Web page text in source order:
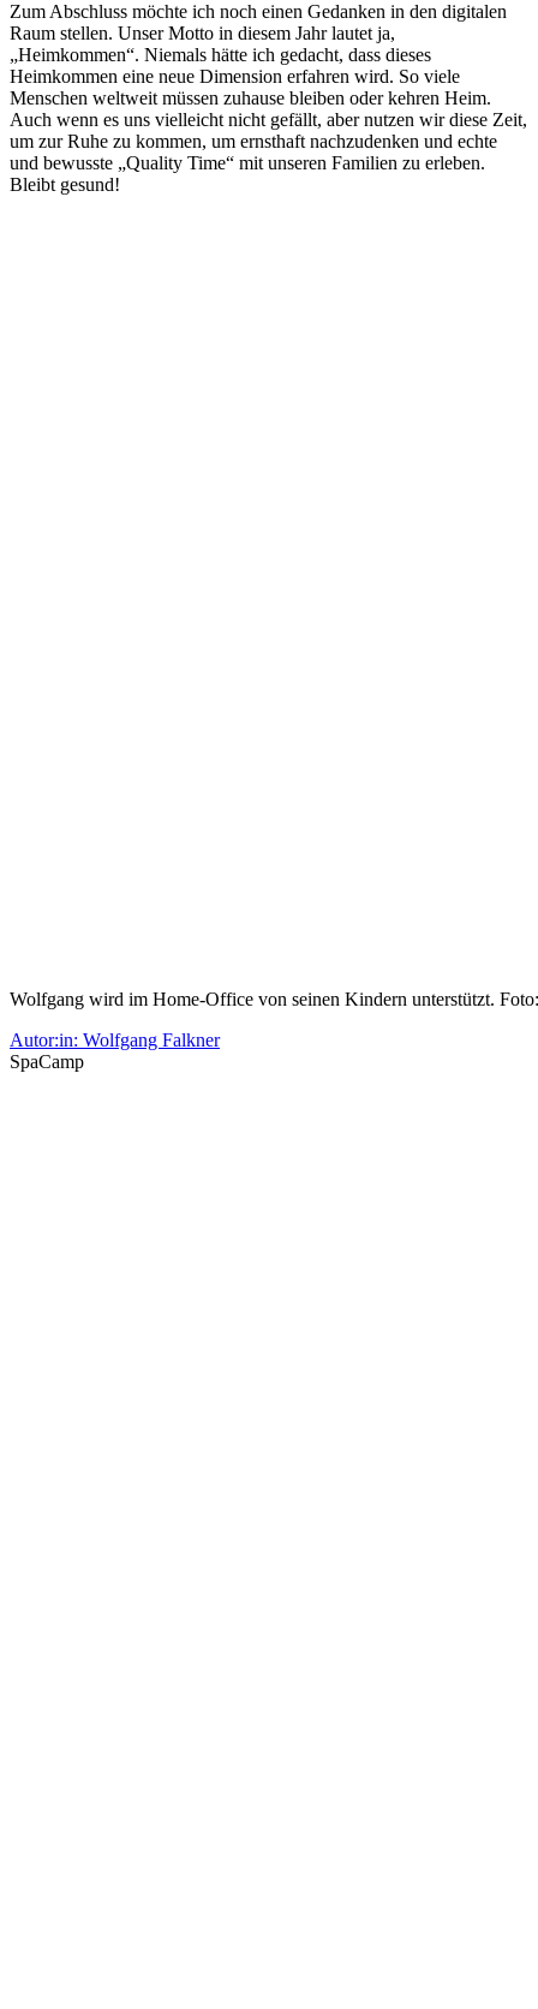
Zum Abschluss möchte ich noch einen Gedanken in den digitalen
Raum stellen. Unser Motto in diesem Jahr lautet ja,
„Heimkommen“. Niemals hätte ich gedacht, dass dieses
Heimkommen eine neue Dimension erfahren wird. So viele
Menschen weltweit müssen zuhause bleiben oder kehren Heim.
Auch wenn es uns vielleicht nicht gefällt, aber nutzen wir diese Zeit,
um zur Ruhe zu kommen, um ernsthaft nachzudenken und echte
und bewusste „Quality Time“ mit unseren Familien zu erleben.
Bleibt gesund!
Wolfgang wird im Home-Office von seinen Kindern unterstützt.
Autor:in: Wolfgang Falkner
SpaCamp